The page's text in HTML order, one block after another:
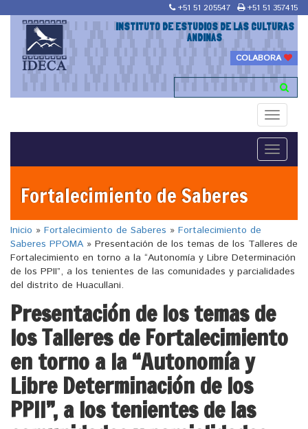
+51 51 205547 +51 51 357415
INSTITUTO DE ESTUDIOS DE LAS CULTURAS
ANDINAS
COLABORA
Toggle
Toggle
Fortalecimiento de Saberes
Inicio » Fortalecimiento de Saberes » Fortalecimiento de
Saberes PPOMA » Presentación de los temas de los Talleres de
Fortalecimiento en torno a la “Autonomía y Libre Determinación
de los PPII”, a los tenientes de las comunidades y parcialidades
del distrito de Huacullani.
Presentación de los temas de
los Talleres de Fortalecimiento
en torno a la “Autonomía y
Libre Determinación de los
PPII”, a los tenientes de las